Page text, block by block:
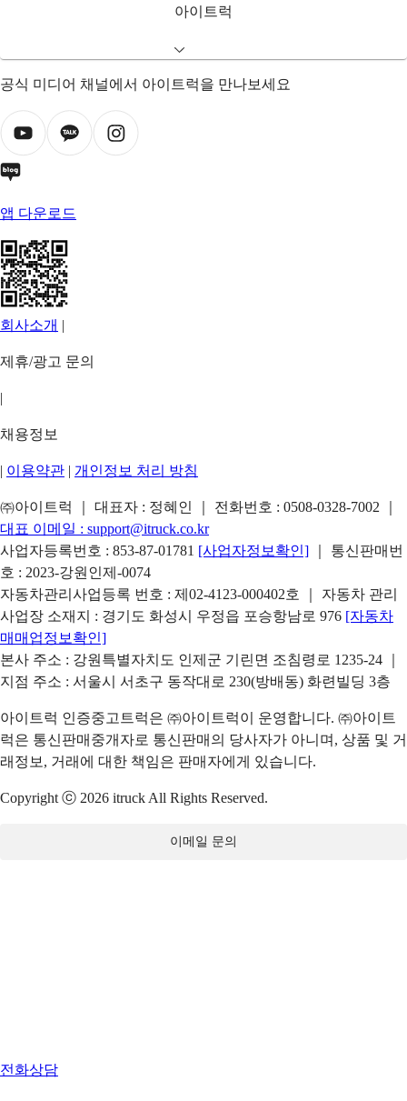
아이트럭
공식 미디어 채널에서 아이트럭을 만나보세요
앱 다운로드
회사소개 |
제휴/광고 문의
|
채용정보
| 이용약관 | 개인정보 처리 방침
㈜아이트럭 ｜ 대표자 : 정혜인 ｜ 전화번호 : 0508-0328-7002
대표 이메일 : support@itruck.co.kr
사업자등록번호 : 853-87-01781 [사업자정보확인]
｜ 통신판매번
호 : 2023-강원인제-0074
자동차관리사업등록 번호 : 제02-4123-000402호 ｜ 자동차 관리
사업장 소재지 : 경기도 화성시 우정읍 포승항남로 976 [자동차
매매업정보확인]
본사 주소 : 강원특별자치도 인제군 기린면 조침령로 1235-24 ｜
지점 주소 : 서울시 서초구 동작대로 230(방배동) 화련빌딩 3층
아이트럭 인증중고트럭은 ㈜아이트럭이 운영합니다. ㈜아이트
럭은 통신판매중개자로 통신판매의 당사자가 아니며, 상품 및 거
래정보, 거래에 대한 책임은 판매자에게 있습니다.
Copyright ⓒ 2026 itruck All Rights Reserved.
이메일 문의
전화상담